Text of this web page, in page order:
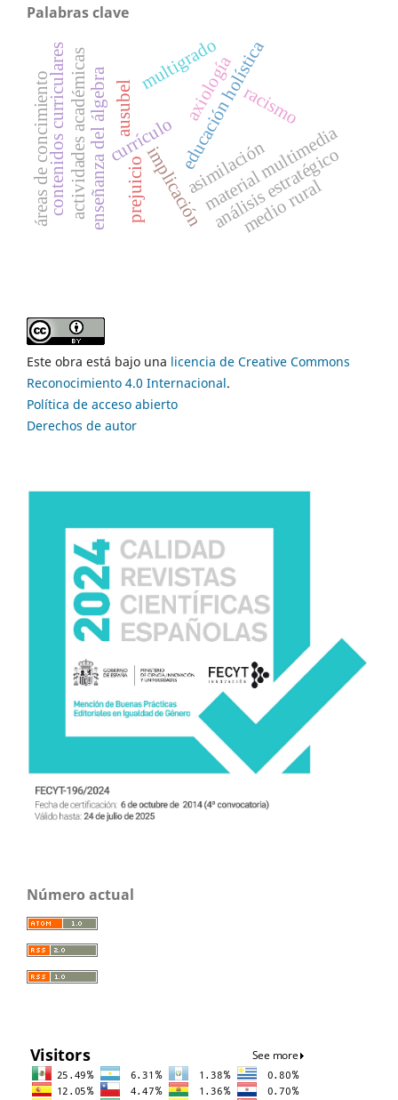
Palabras clave
currículo
implicación
axiología
material multimedia
enseñanza del álgebra educación holística
análisis estratégico
actividades académicas
contenidos curriculares
áreas de concimiento asimilación
racismo
prejuicio
ausubel
medio rural
multigrado
Este obra está bajo una licencia de Creative Commons
Reconocimiento 4.0 Internacional.
Política de acceso abierto
Derechos de autor
Número actual